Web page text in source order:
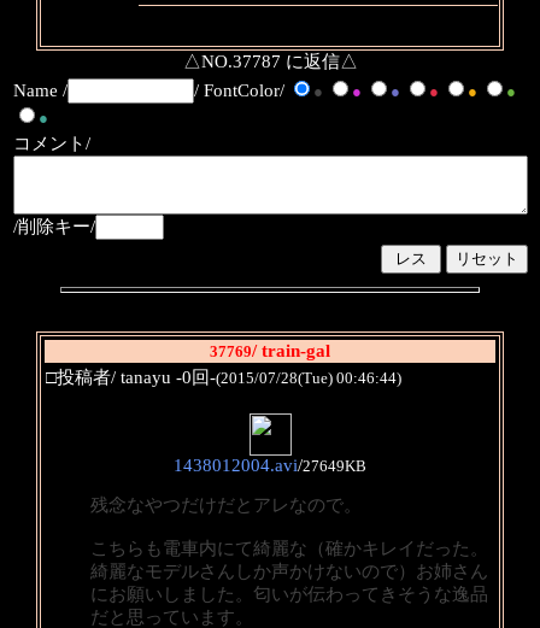
△NO.37787 に返信△
Name /
/ FontColor/ ● ● ● ● ●
●
●
コメント/
/削除キー/
37769/ train-gal
□投稿者/ tanayu -0回-(2015/07/28(Tue) 00:46:44)
1438012004.avi/27649KB
残念なやつだけだとアレなので。
こちらも電車内にて綺麗な（確かキレイだった。
綺麗なモデルさんしか声かけないので）お姉さん
にお願いしました。匂いが伝わってきそうな逸品
だと思っています。